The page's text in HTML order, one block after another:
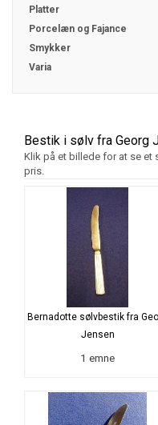
Platter
Porcelæn og Fajance
Smykker
Varia
Bestik i sølv fra Georg
Klik på et billede for at se
pris.
Bernadotte sølvbestik fra
Jensen
1 emne